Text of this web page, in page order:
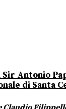
Antonio
di Santa